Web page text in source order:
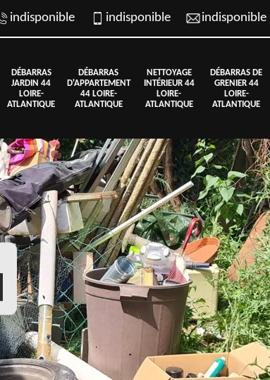
indisponible indisponible indisponible
DÉBARRAS
JARDIN 44
LOIRE-
ATLANTIQUE
DÉBARRAS
D'APPARTEMENT
44 LOIRE-
ATLANTIQUE
NETTOYAGE
INTÉRIEUR 44
LOIRE-
ATLANTIQUE
DÉBARRAS DE
GRENIER 44
LOIRE-
ATLANTIQUE